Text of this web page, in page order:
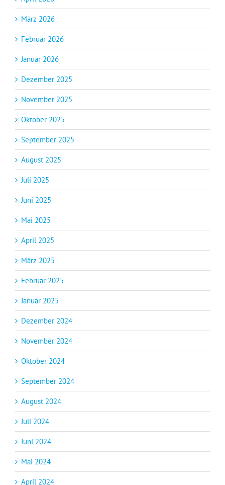
März 2026
Februar 2026
Januar 2026
Dezember 2025
November 2025
Oktober 2025
September 2025
August 2025
Juli 2025
Juni 2025
Mai 2025
April 2025
März 2025
Februar 2025
Januar 2025
Dezember 2024
November 2024
Oktober 2024
September 2024
August 2024
Juli 2024
Juni 2024
Mai 2024
April 2024